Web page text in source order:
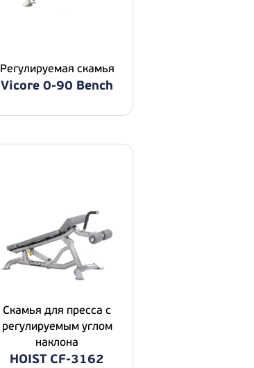
Регулируемая скамья
Vicore 0-90 Bench
Скамья для пресса с
регулируемым углом
наклона
HOIST CF-3162